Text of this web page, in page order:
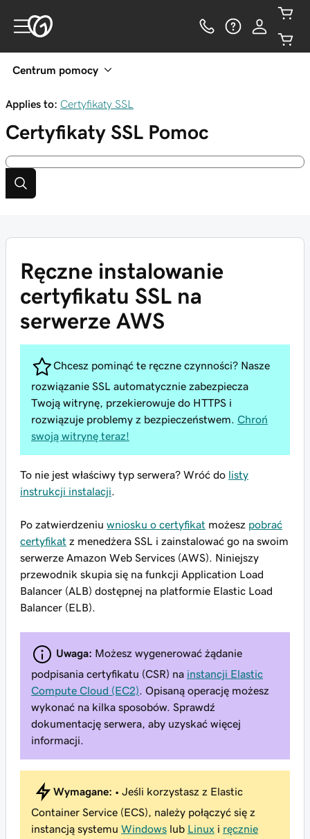
Centrum pomocy
Applies to: Certyfikaty SSL
Certyfikaty SSL Pomoc
Ręczne instalowanie
certyfikatu SSL na
serwerze AWS
Chcesz pominąć te ręczne czynności? Nasze
rozwiązanie SSL automatycznie zabezpiecza
Twoją witrynę, przekierowuje do HTTPS i
rozwiązuje problemy z bezpieczeństwem. Chroń
swoją witrynę teraz!
To nie jest właściwy typ serwera? Wróć do listy
instrukcji instalacji
Po zatwierdzeniu wniosku o certyfikat możesz pobrać
certyfikat z menedżera SSL i zainstalować go na swoim
serwerze Amazon Web Services (AWS). Niniejszy
przewodnik skupia się na funkcji Application Load
Balancer (ALB) dostępnej na platformie Elastic Load
Balancer (ELB).
Uwaga: Możesz wygenerować żądanie
podpisania certyfikatu (CSR) na instancji Elastic
Compute Cloud (EC2) . Opisaną operację możesz
wykonać na kilka sposobów. Sprawdź
dokumentację serwera, aby uzyskać więcej
informacji.
Wymagane: • Jeśli korzystasz z Elastic
Container Service (ECS), należy połączyć się z
instancją systemu Windows lub Linux i ręcznie